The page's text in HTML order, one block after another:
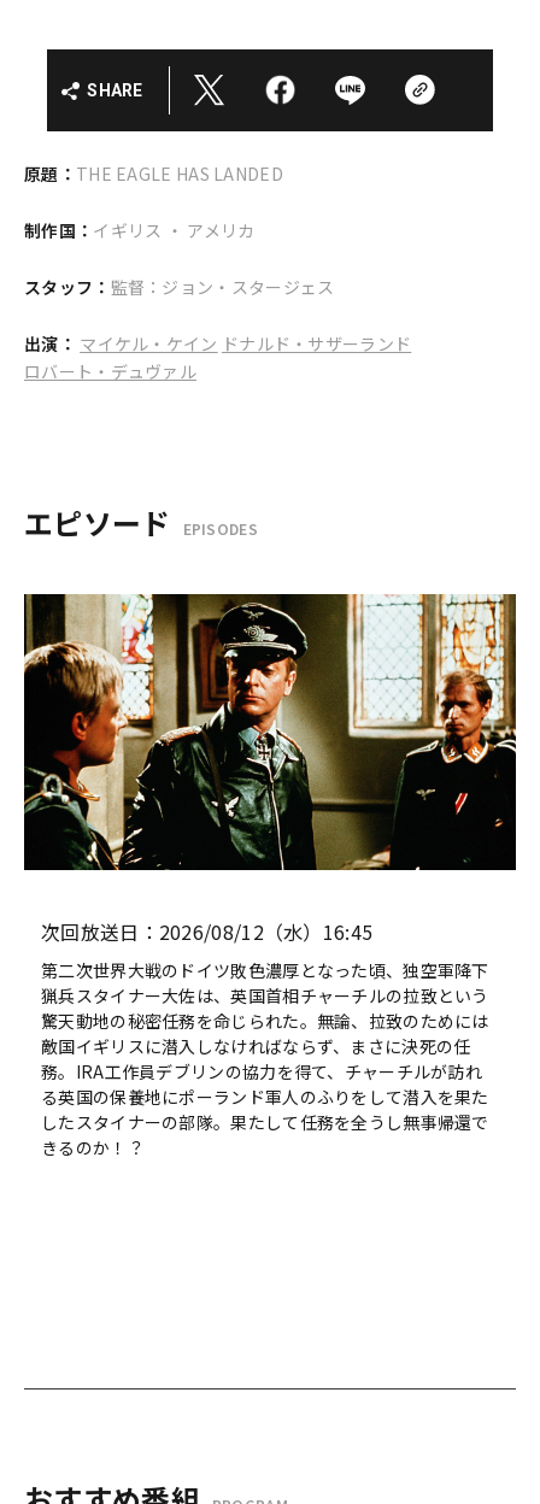
SHARE
原題： THE EAGLE HAS LANDED
制作国： イギリス ・ アメリカ
スタッフ： 監督：ジョン・スタージェス
出演： マイケル・ケイン ドナルド・サザーランド
ロバート・デュヴァル
エピソード EPISODES
次回放送日：2026/08/12（水）16:45
第二次世界大戦のドイツ敗色濃厚となった頃、独空軍降下
猟兵スタイナー大佐は、英国首相チャーチルの拉致という
驚天動地の秘密任務を命じられた。無論、拉致のためには
敵国イギリスに潜入しなければならず、まさに決死の任
務。IRA工作員デブリンの協力を得て、チャーチルが訪れ
る英国の保養地にポーランド軍人のふりをして潜入を果た
したスタイナーの部隊。果たして任務を全うし無事帰還で
きるのか！？